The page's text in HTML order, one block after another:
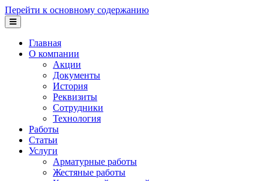
Перейти к основному содержанию
Главная
О компании
Акции
Документы
История
Реквизиты
Сотрудники
Технология
Работы
Статьи
Услуги
Арматурные работы
Жестяные работы